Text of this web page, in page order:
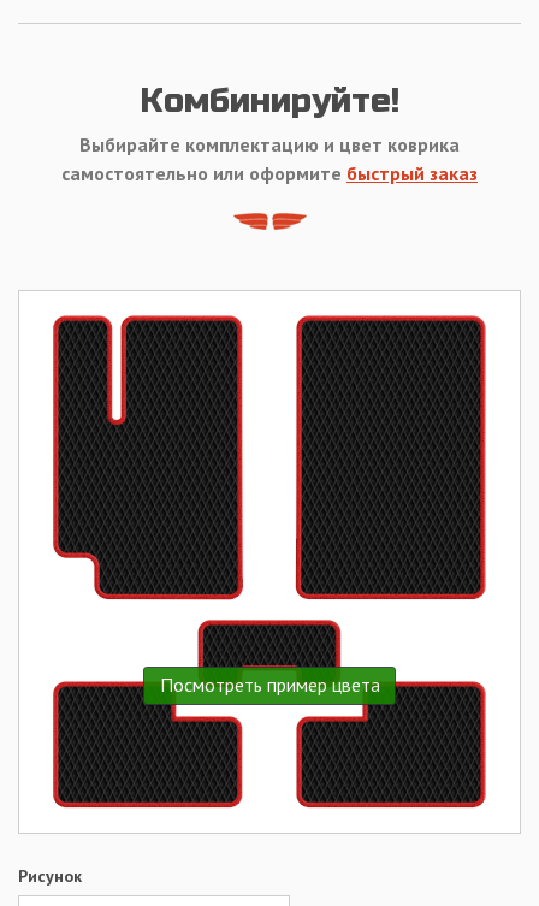
Комбинируйте!
Выбирайте комплектацию и цвет коврика
самостоятельно или оформите быстрый заказ
Посмотреть пример цвета
Рисунок